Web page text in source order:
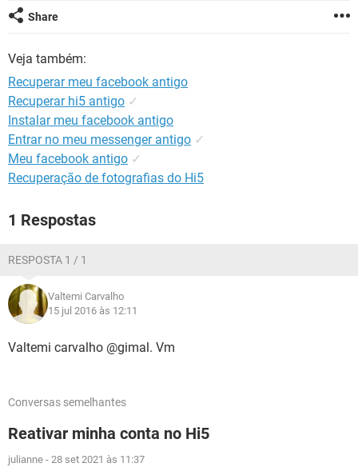
GUIA DE COMPRAS
Share
Veja também:
Recuperar meu facebook antigo
Recuperar hi5 antigo ✓
Instalar meu facebook antigo
Entrar no meu messenger antigo ✓
Meu facebook antigo ✓
Recuperação de fotografias do Hi5
1 Respostas
RESPOSTA 1 / 1
Valtemi Carvalho
15 jul 2016 às 12:11
Valtemi carvalho @gimal. Vm
Conversas semelhantes
Reativar minha conta no Hi5
julianne - 28 set 2021 às 11:37